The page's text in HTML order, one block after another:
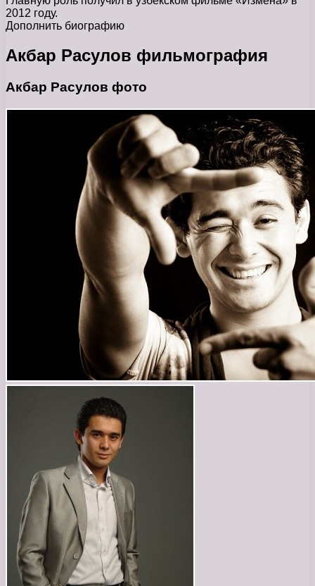
2012 году.
Дополнить биографию
Акбар Расулов фильмография
Акбар Расулов фото